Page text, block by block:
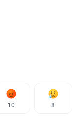
10 8